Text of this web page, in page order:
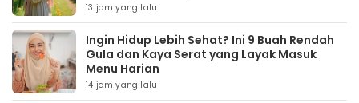
13 jam yang lalu
Ingin Hidup Lebih Sehat? Ini 9 Buah Rendah
Gula dan Kaya Serat yang Layak Masuk
Menu Harian
14 jam yang lalu